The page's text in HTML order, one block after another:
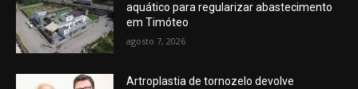
aquático para regularizar abastecimento
em Timóteo
agosto 7, 2026
Artroplastia de tornozelo devolve